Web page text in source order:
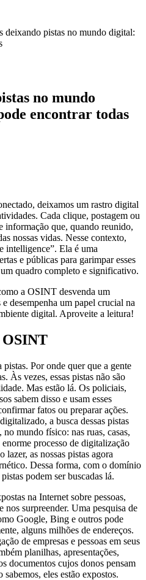
deixando pistas no mundo digital:
no mundo
encontrar todas
deixamos um rastro digital
Cada clique, postagem ou
informação que, quando reunido,
nossas vidas. Nesse contexto,
intelligence”. Ela é uma
e públicas para garimpar esses
quadro completo e significativo.
a OSINT desvenda um
desempenha um papel crucial na
digital. Aproveite a leitura!
OSINT
Por onde quer que a gente
Às vezes, essas pistas não são
Mas estão lá. Os policiais,
sabem disso e usam esses
fatos ou preparar ações.
a busca dessas pistas
mundo físico: nas ruas, casas,
processo de digitalização
lazer, as nossas pistas agora
Dessa forma, com o domínio
podem ser buscadas lá.
na Internet sobre pessoas,
nos surpreender. Uma pesquisa de
Google, Bing e outros pode
alguns milhões de endereços.
de empresas e pessoas em seus
planilhas, apresentações,
documentos cujos donos pensam
eles estão expostos.